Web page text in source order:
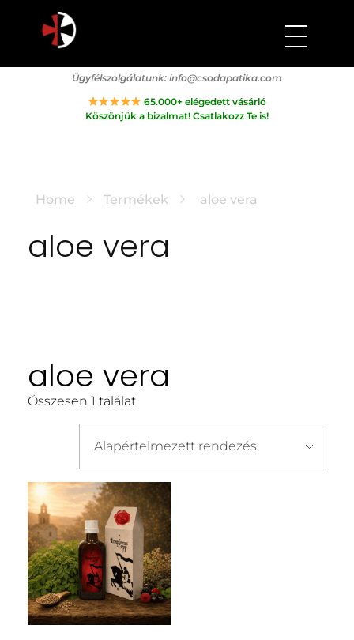
Csodapatika
Természet gyógyereje.
Ügyfélszolgálatunk: info@csodapatika.com
65.000+ elégedett vásárló
Köszönjük a bizalmat! Csatlakozz Te is!
Home Termékek aloe vera
aloe vera
aloe vera
Összesen 1 találat